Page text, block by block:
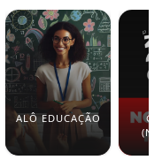
ALÔ EDUCAÇÃO